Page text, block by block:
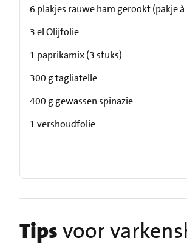
6 plakjes rauwe ham gerookt (pakje à
3 el Olijfolie
1 paprikamix (3 stuks)
300 g tagliatelle
400 g gewassen spinazie
1 vershoudfolie
Tipsvoor